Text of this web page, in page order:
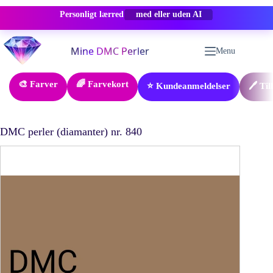
Personligt lærred -50% RABAT
Fortsæt
til
indhold
Menu
🎨 Farver 🌈 Farvekort ⭐ Kundeanmeldelser 🖊️
DMC perler (diamanter) nr. 840